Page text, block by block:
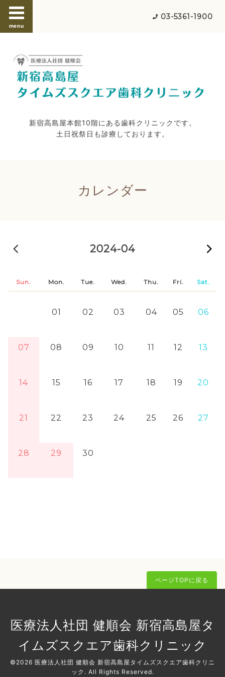
menu
03-5361-1900
新宿高島屋本館10階にある歯科クリニックです。
土日祝祭日も診療しております。
カレンダー
2024-04
Sun. Mon. Tue. Wed. Thu. Fri. Sat.
01 02 03 04 05 06
07 08 09 10 11 12 13
14 15 16 17 18 19 20
21 22 23 24 25 26 27
28 29 30
ページTOPに戻る
医療法人社団 健順会 新宿高島屋タ
イムズスクエア歯科クリニック
©2026 医療法人社団 健順会 新宿高島屋タイムズスクエア歯科クリニ
ック . All Rights Reserved.